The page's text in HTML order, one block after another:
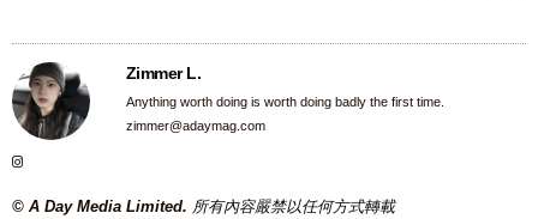
Zimmer L.
Anything worth doing is worth doing badly the first time.
zimmer@adaymag.com
© A Day Media Limited. 所有內容嚴禁以任何方式轉載